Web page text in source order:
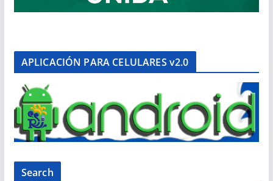
APLICACIÓN PARA CELULARES v2.0
Search